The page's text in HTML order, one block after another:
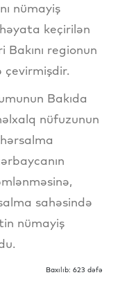
nümayiş
keçirilən
regionun
çevirmişdir.
Bakıda
nüfuzunun
sahəsində
nümayiş
Baxılıb: 623 dəfə